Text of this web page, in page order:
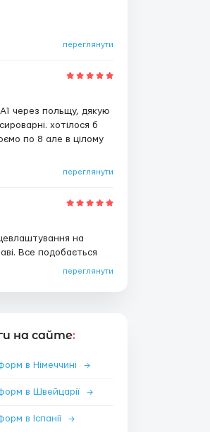
переглянути
через польщу, дякую
хотілося б
по 8 але в цілому
переглянути
на
Все подобається
переглянути
на сайте:
в Німеччині →
в Швейцарії →
в Іспанії →